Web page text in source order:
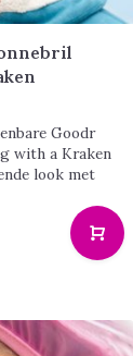
Goodr
with a Kraken
look met